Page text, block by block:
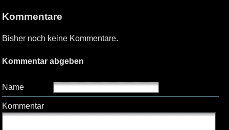
Kommentare
Bisher noch keine Kommentare.
Kommentar abgeben
Name
Kommentar